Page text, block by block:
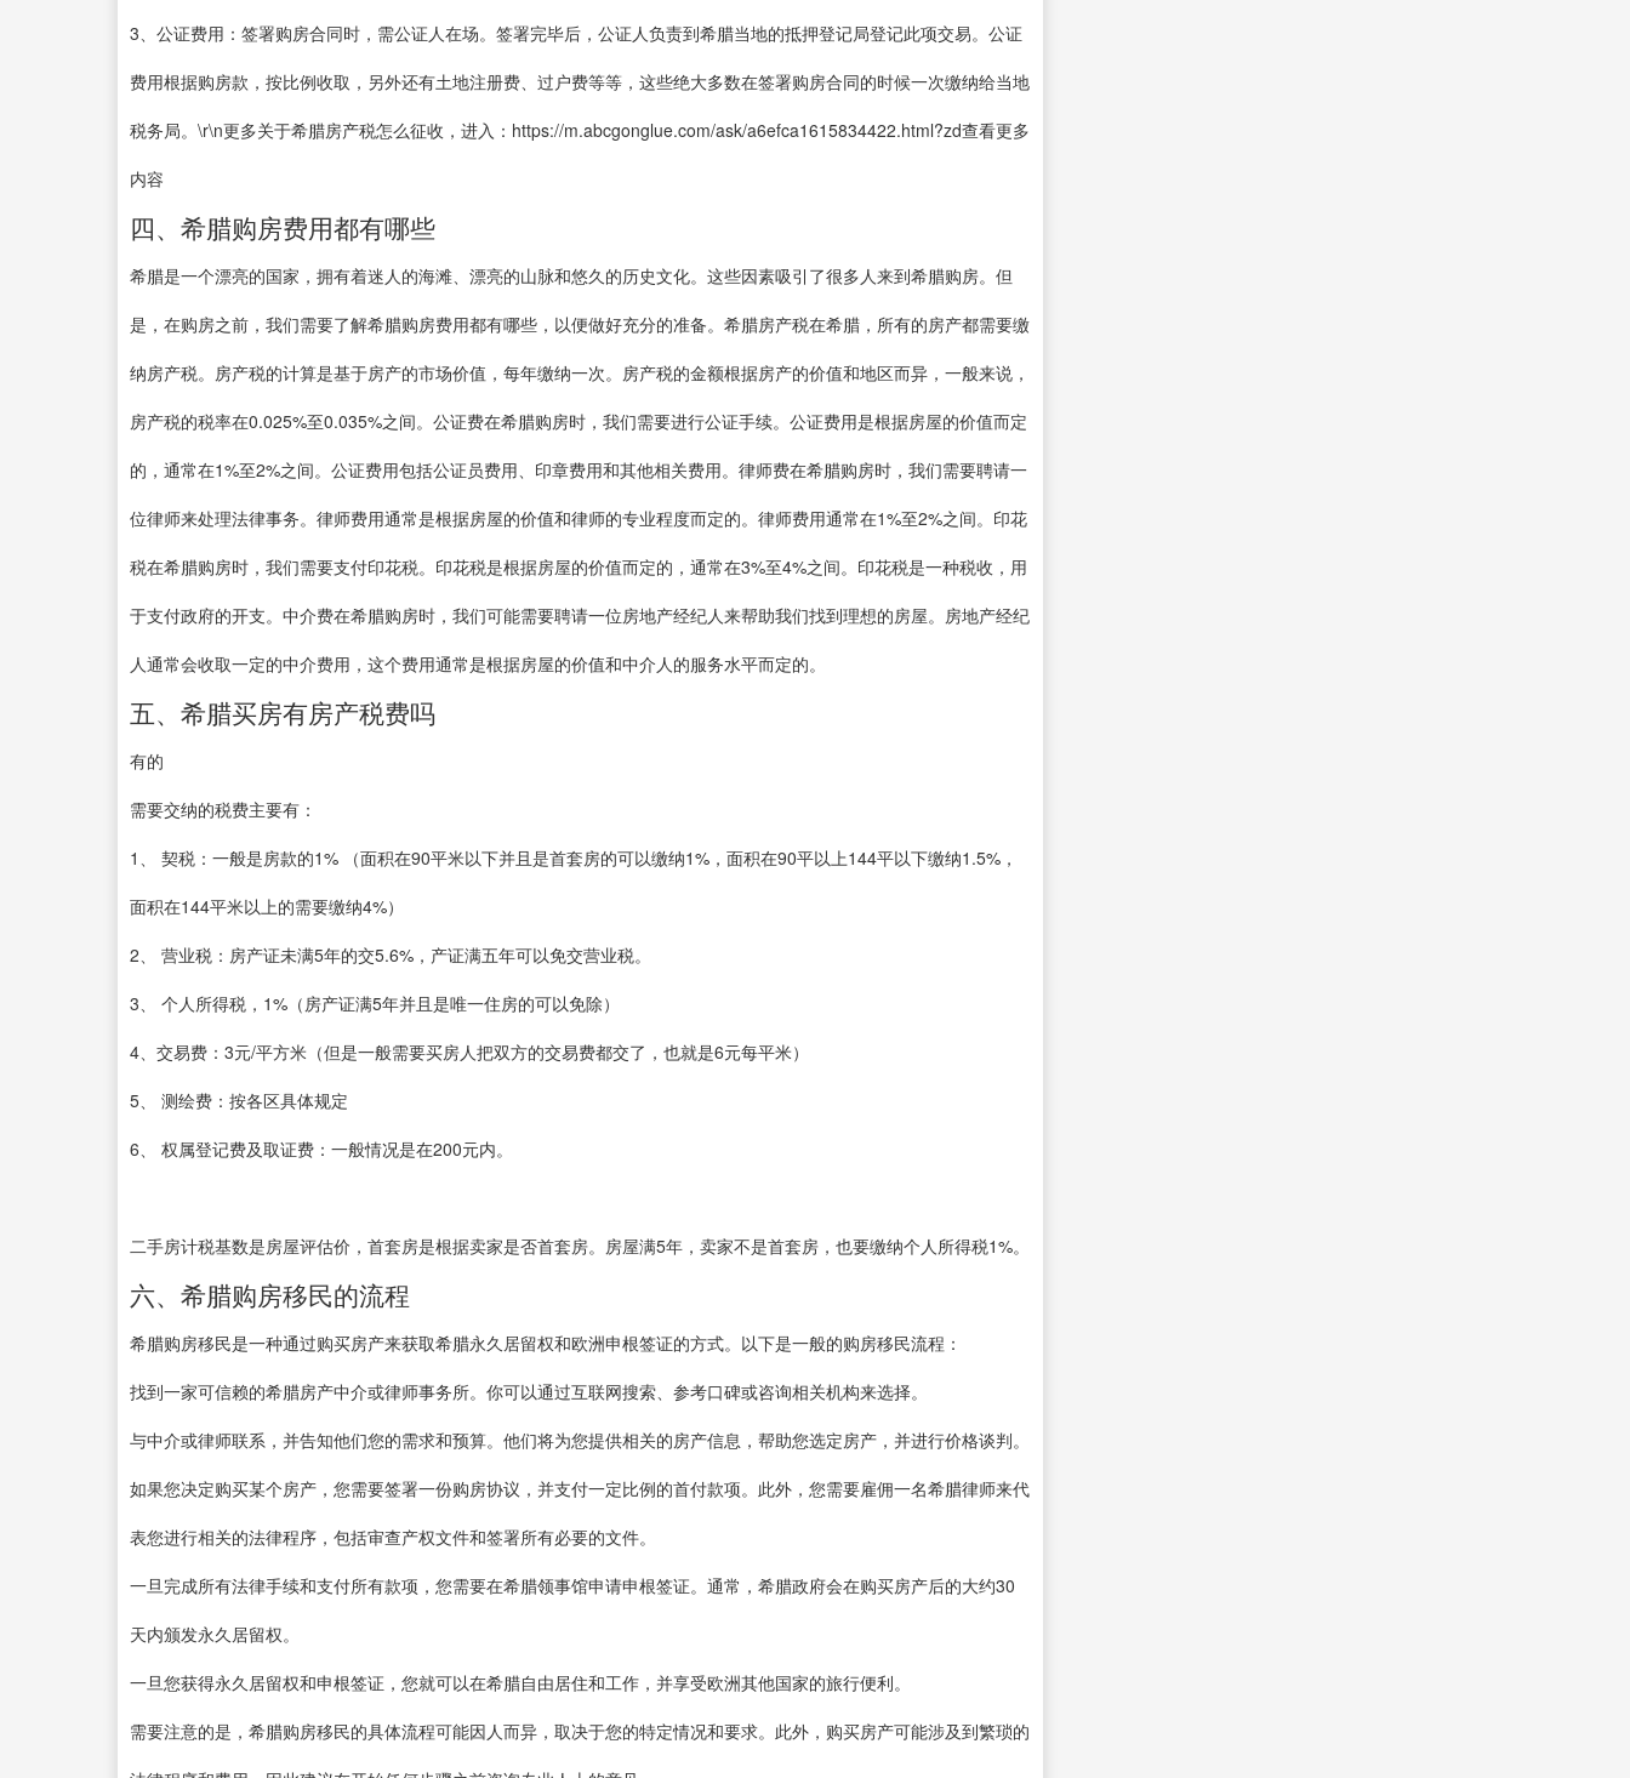
3、公证费用：签署购房合同时，需公证人在场。签署完毕后，公证人负责到希腊当地的抵押登记局登记此项交易。公证
费用根据购房款，按比例收取，另外还有土地注册费、过户费等等，这些绝大多数在签署购房合同的时候一次缴纳给当地
税务局。\r\n更多关于希腊房产税怎么征收，进入：https://m.abcgonglue.com/ask/a6efca1615834422.html?zd查看更多
内容
四、希腊购房费用都有哪些
希腊是一个漂亮的国家，拥有着迷人的海滩、漂亮的山脉和悠久的历史文化。这些因素吸引了很多人来到希腊购房。但
是，在购房之前，我们需要了解希腊购房费用都有哪些，以便做好充分的准备。希腊房产税在希腊，所有的房产都需要缴
纳房产税。房产税的计算是基于房产的市场价值，每年缴纳一次。房产税的金额根据房产的价值和地区而异，一般来说，
房产税的税率在0.025%至0.035%之间。公证费在希腊购房时，我们需要进行公证手续。公证费用是根据房屋的价值而定
的，通常在1%至2%之间。公证费用包括公证员费用、印章费用和其他相关费用。律师费在希腊购房时，我们需要聘请一
位律师来处理法律事务。律师费用通常是根据房屋的价值和律师的专业程度而定的。律师费用通常在1%至2%之间。印花
税在希腊购房时，我们需要支付印花税。印花税是根据房屋的价值而定的，通常在3%至4%之间。印花税是一种税收，用
于支付政府的开支。中介费在希腊购房时，我们可能需要聘请一位房地产经纪人来帮助我们找到理想的房屋。房地产经纪
人通常会收取一定的中介费用，这个费用通常是根据房屋的价值和中介人的服务水平而定的。
五、希腊买房有房产税费吗
有的
需要交纳的税费主要有：
1、 契税：一般是房款的1% （面积在90平米以下并且是首套房的可以缴纳1%，面积在90平以上144平以下缴纳1.5%，
面积在144平米以上的需要缴纳4%）
2、 营业税：房产证未满5年的交5.6%，产证满五年可以免交营业税。
3、 个人所得税，1%（房产证满5年并且是唯一住房的可以免除）
4、交易费：3元/平方米（但是一般需要买房人把双方的交易费都交了，也就是6元每平米）
5、 测绘费：按各区具体规定
6、 权属登记费及取证费：一般情况是在200元内。
二手房计税基数是房屋评估价，首套房是根据卖家是否首套房。房屋满5年，卖家不是首套房，也要缴纳个人所得税1%。
六、希腊购房移民的流程
希腊购房移民是一种通过购买房产来获取希腊永久居留权和欧洲申根签证的方式。以下是一般的购房移民流程：
找到一家可信赖的希腊房产中介或律师事务所。你可以通过互联网搜索、参考口碑或咨询相关机构来选择。
与中介或律师联系，并告知他们您的需求和预算。他们将为您提供相关的房产信息，帮助您选定房产，并进行价格谈判。
如果您决定购买某个房产，您需要签署一份购房协议，并支付一定比例的首付款项。此外，您需要雇佣一名希腊律师来代
表您进行相关的法律程序，包括审查产权文件和签署所有必要的文件。
一旦完成所有法律手续和支付所有款项，您需要在希腊领事馆申请申根签证。通常，希腊政府会在购买房产后的大约30
天内颁发永久居留权。
一旦您获得永久居留权和申根签证，您就可以在希腊自由居住和工作，并享受欧洲其他国家的旅行便利。
需要注意的是，希腊购房移民的具体流程可能因人而异，取决于您的特定情况和要求。此外，购买房产可能涉及到繁琐的